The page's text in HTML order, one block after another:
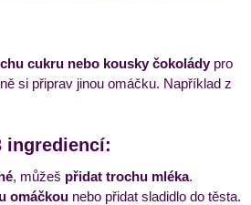
cukru nebo kousky čokolády pro
si připrav jinou omáčku. Například z
ingrediencí:
, můžeš přidat trochu mléka.
omáčkou nebo přidat sladidlo do těsta.